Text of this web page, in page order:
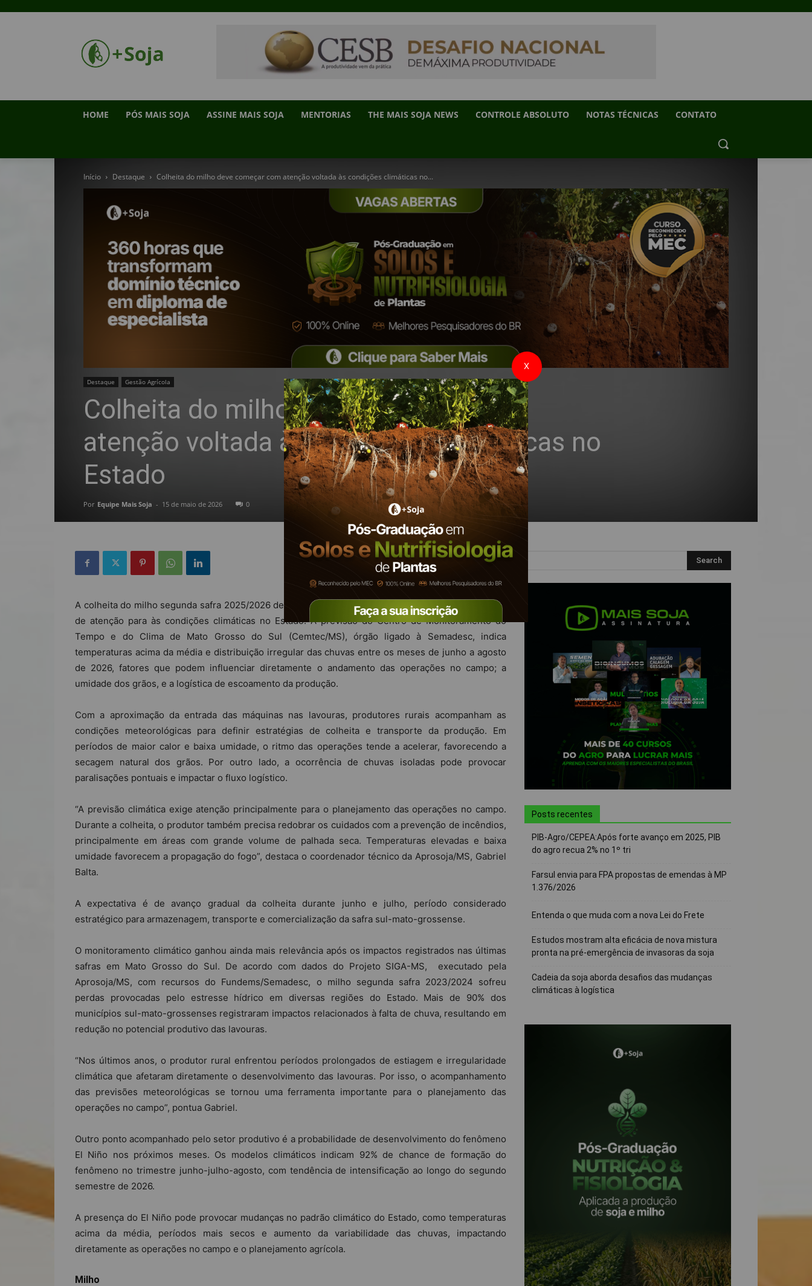
HOME PÓS MAIS SOJA ASSINE MAIS SOJA MENTORIAS THE MAIS SOJA NEWS CONTROLE ABSOLUTO NOTAS TÉCNICAS CONTATO
Início Destaque Colheita do milho deve começar com atenção voltada às condições climáticas no...
Destaque Gestão Agrícola
Colheita do milho deve começar com
atenção voltada às condições climáticas no
Estado
Por Equipe Mais Soja - 15 de maio de 2026 0
A colheita do milho segunda safra 2025/2026 deve começar no final de maio, em meio a um cenário
de atenção para às condições climáticas no Estado. A previsão do Centro de Monitoramento do
Tempo e do Clima de Mato Grosso do Sul (Cemtec/MS), órgão ligado à Semadesc, indica
temperaturas acima da média e distribuição irregular das chuvas entre os meses de junho a agosto
de 2026, fatores que podem influenciar diretamente o andamento das operações no campo; a
umidade dos grãos, e a logística de escoamento da produção.
Com a aproximação da entrada das máquinas nas lavouras, produtores rurais acompanham as
condições meteorológicas para definir estratégias de colheita e transporte da produção. Em
períodos de maior calor e baixa umidade, o ritmo das operações tende a acelerar, favorecendo a
secagem natural dos grãos. Por outro lado, a ocorrência de chuvas isoladas pode provocar
paralisações pontuais e impactar o fluxo logístico.
“A previsão climática exige atenção principalmente para o planejamento das operações no campo.
Durante a colheita, o produtor também precisa redobrar os cuidados com a prevenção de incêndios,
principalmente em áreas com grande volume de palhada seca. Temperaturas elevadas e baixa
umidade favorecem a propagação do fogo”, destaca o coordenador técnico da Aprosoja/MS, Gabriel
Balta.
A expectativa é de avanço gradual da colheita durante junho e julho, período considerado
estratégico para armazenagem, transporte e comercialização da safra sul-mato-grossense.
O monitoramento climático ganhou ainda mais relevância após os impactos registrados nas últimas
safras em Mato Grosso do Sul. De acordo com dados do Projeto SIGA-MS, executado pela
Aprosoja/MS, com recursos do Fundems/Semadesc, o milho segunda safra 2023/2024 sofreu
perdas provocadas pelo estresse hídrico em diversas regiões do Estado. Mais de 90% dos
municípios sul-mato-grossenses registraram impactos relacionados à falta de chuva, resultando em
redução no potencial produtivo das lavouras.
“Nos últimos anos, o produtor rural enfrentou períodos prolongados de estiagem e irregularidade
climática que afetaram diretamente o desenvolvimento das lavouras. Por isso, o acompanhamento
das previsões meteorológicas se tornou uma ferramenta importante para o planejamento das
operações no campo”, pontua Gabriel.
Outro ponto acompanhado pelo setor produtivo é a probabilidade de desenvolvimento do fenômeno
El Niño nos próximos meses. Os modelos climáticos indicam 92% de chance de formação do
fenômeno no trimestre junho-julho-agosto, com tendência de intensificação ao longo do segundo
semestre de 2026.
A presença do El Niño pode provocar mudanças no padrão climático do Estado, como temperaturas
acima da média, períodos mais secos e aumento da variabilidade das chuvas, impactando
diretamente as operações no campo e o planejamento agrícola.
Milho
Posts recentes
PIB-Agro/CEPEA:Após forte avanço em 2025, PIB
do agro recua 2% no 1º tri
Farsul envia para FPA propostas de emendas à MP
1.376/2026
Entenda o que muda com a nova Lei do Frete
Estudos mostram alta eficácia de nova mistura
pronta na pré-emergência de invasoras da soja
Cadeia da soja aborda desafios das mudanças
climáticas à logística
X